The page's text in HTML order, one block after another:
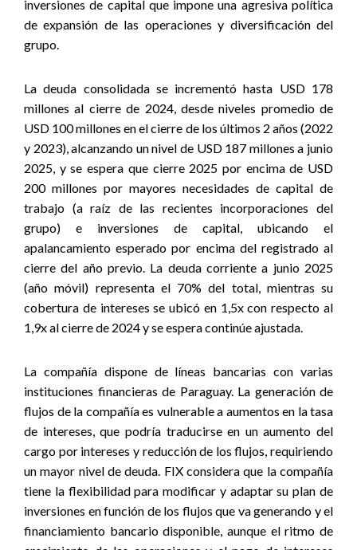
inversiones de capital que impone una agresiva política
de expansión de las operaciones y diversificación del
grupo.
La deuda consolidada se incrementó hasta USD 178
millones al cierre de 2024, desde niveles promedio de
USD 100 millones en el cierre de los últimos 2 años (2022
y 2023), alcanzando un nivel de USD 187 millones a junio
2025, y se espera que cierre 2025 por encima de USD
200 millones por mayores necesidades de capital de
trabajo (a raíz de las recientes incorporaciones del
grupo) e inversiones de capital, ubicando el
apalancamiento esperado por encima del registrado al
cierre del año previo. La deuda corriente a junio 2025
(año móvil) representa el 70% del total, mientras su
cobertura de intereses se ubicó en 1,5x con respecto al
1,9x al cierre de 2024 y se espera continúe ajustada.
La compañía dispone de líneas bancarias con varias
instituciones financieras de Paraguay. La generación de
flujos de la compañía es vulnerable a aumentos en la tasa
de intereses, que podría traducirse en un aumento del
cargo por intereses y reducción de los flujos, requiriendo
un mayor nivel de deuda. FIX considera que la compañía
tiene la flexibilidad para modificar y adaptar su plan de
inversiones en función de los flujos que va generando y el
financiamiento bancario disponible, aunque el ritmo de